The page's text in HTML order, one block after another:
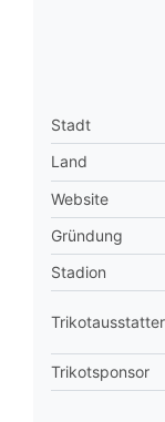
Stadt
Land
Website
Gründung
Stadion
Trikotausstatter
Trikotsponsor